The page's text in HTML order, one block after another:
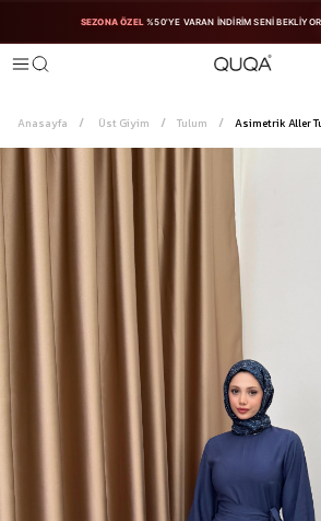
SEZONA ÖZEL %50'YE VARAN İNDIRIM SENI
Anasayfa Üst Giyim Tulum Asimetrik Aller